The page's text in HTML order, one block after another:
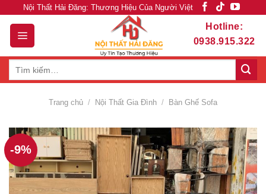
content
Nội Thất Hải Đăng: Thương Hiệu Của Người Việt
Hotline:
0938.915.322
Trang chủ / Nội Thất Gia Đình / Bàn Ghế Sofa
-9%